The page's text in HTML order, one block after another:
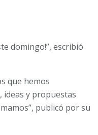
domingo!”, escribió
que hemos
ideas y propuestas
publicó por su